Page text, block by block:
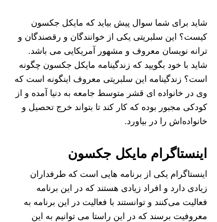
شاید برای شما سوال پیش بیاید که مایکل جکسون
کیست؟ این سلبریتی یکی از خوانندگان و رقصندگان و
ترانه نویسان معروف و مشهور آمریکایی می ‌باشد.
شاید با خود بگویید که زندگینامه مایکل جکسون چگونه
است؟ زندگینامه این سلبریتی معروف اینگونه است که
وی در خانواده ای قشر متوسط جامعه به دنیا آمده و از
کودکی مجبور بوده که کار کند تا بتواند خرج تحصیل و
خانواده‌اش را در بیاورد.
اینستاگرام مایکل جکسون
اینستاگرام یکی از برنامه هایی است که طرفداران
زیادی دارد و افراد زیادی هستند که در این برنامه
فعالیت می‌کنند و توانستند با فعالیت در این برنامه به
معروفیت برسند که در این راستا می ‌توانیم به این